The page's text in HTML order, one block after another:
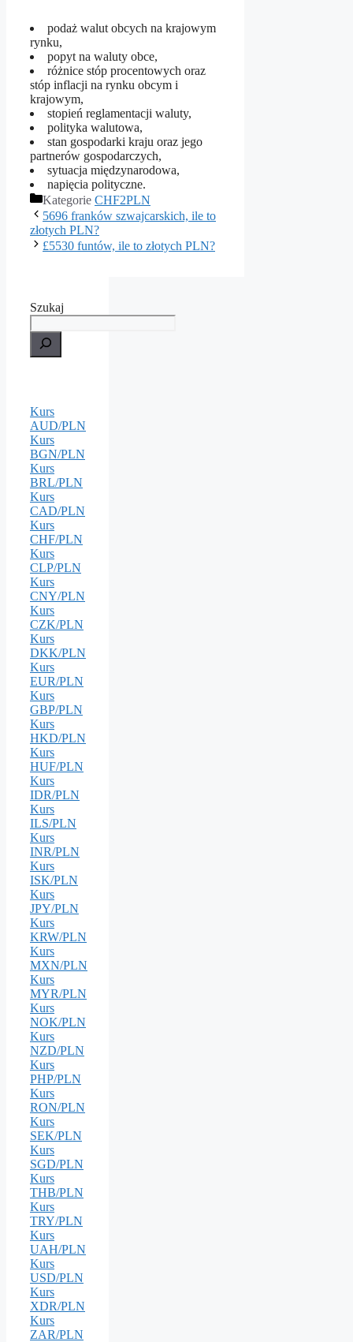
podaż walut obcych na krajowym
rynku,
popyt na waluty obce,
różnice stóp procentowych oraz
stóp inflacji na rynku obcym i
krajowym,
stopień reglamentacji waluty,
polityka walutowa,
stan gospodarki kraju oraz jego
partnerów gospodarczych,
sytuacja międzynarodowa,
napięcia polityczne.
Kategorie CHF2PLN
5696 franków szwajcarskich, ile to
złotych PLN?
£5530 funtów, ile to złotych PLN?
Szukaj
Kurs
AUD/PLN
Kurs
BGN/PLN
Kurs
BRL/PLN
Kurs
CAD/PLN
Kurs
CHF/PLN
Kurs
CLP/PLN
Kurs
CNY/PLN
Kurs
CZK/PLN
Kurs
DKK/PLN
Kurs
EUR/PLN
Kurs
GBP/PLN
Kurs
HKD/PLN
Kurs
HUF/PLN
Kurs
IDR/PLN
Kurs
ILS/PLN
Kurs
INR/PLN
Kurs
ISK/PLN
Kurs
JPY/PLN
Kurs
KRW/PLN
Kurs
MXN/PLN
Kurs
MYR/PLN
Kurs
NOK/PLN
Kurs
NZD/PLN
Kurs
PHP/PLN
Kurs
RON/PLN
Kurs
SEK/PLN
Kurs
SGD/PLN
Kurs
THB/PLN
Kurs
TRY/PLN
Kurs
UAH/PLN
Kurs
USD/PLN
Kurs
XDR/PLN
Kurs
ZAR/PLN